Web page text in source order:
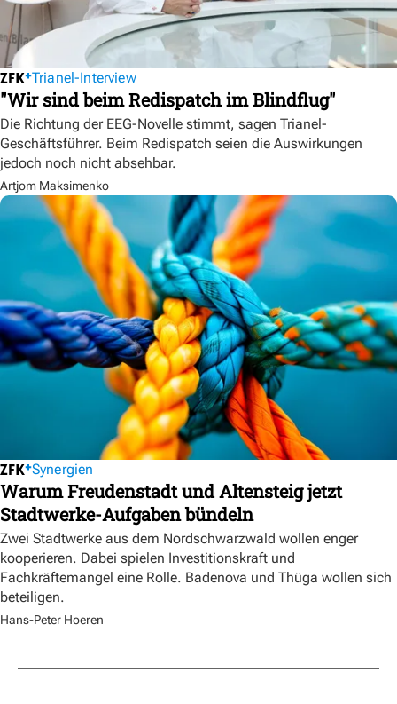
Trianel-Interview
"Wir sind beim Redispatch im Blindflug"
Die Richtung der EEG-Novelle stimmt, sagen Trianel-
Geschäftsführer. Beim Redispatch seien die Auswirkungen
jedoch noch nicht absehbar.
Artjom Maksimenko
Synergien
Warum Freudenstadt und Altensteig jetzt
Stadtwerke-Aufgaben bündeln
Zwei Stadtwerke aus dem Nordschwarzwald wollen enger
kooperieren. Dabei spielen Investitionskraft und
Fachkräftemangel eine Rolle. Badenova und Thüga wollen sich
beteiligen.
Hans-Peter Hoeren